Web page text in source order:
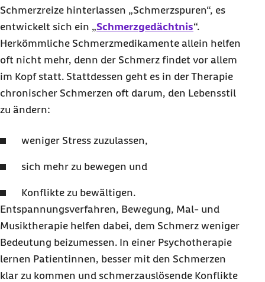
Schmerzreize hinterlassen „Schmerzspuren“, es
entwickelt sich ein „Schmerzgedächtnis“.
Herkömmliche Schmerzmedikamente allein helfen
oft nicht mehr, denn der Schmerz findet vor allem
im Kopf statt. Stattdessen geht es in der Therapie
chronischer Schmerzen oft darum, den Lebensstil
zu ändern:
weniger Stress zuzulassen,
sich mehr zu bewegen und
Konflikte zu bewältigen.
Entspannungsverfahren, Bewegung, Mal- und
Musiktherapie helfen dabei, dem Schmerz weniger
Bedeutung beizumessen. In einer Psychotherapie
lernen Patientinnen, besser mit den Schmerzen
klar zu kommen und schmerzauslösende Konflikte